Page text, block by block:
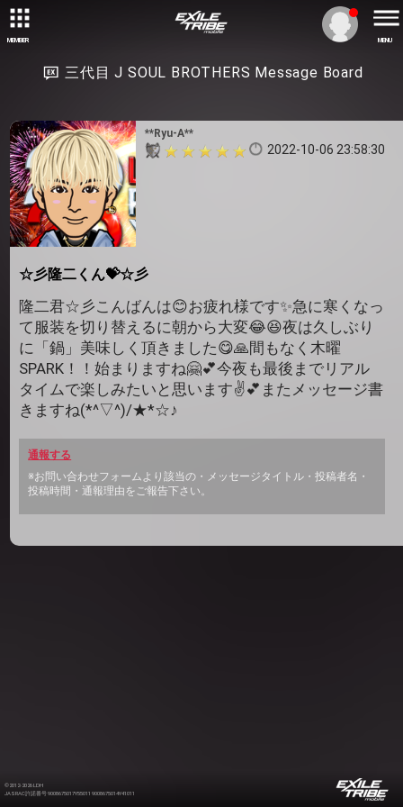
MEMBER MENU
三代目 J SOUL BROTHERS Message Board
**Ryu-A**
2022-10-06 23:58:30
☆彡隆二くん💝☆彡
隆二君☆彡こんばんは😊お疲れ様です✨急に寒くなっ
て服装を切り替えるに朝から大変😂😆夜は久しぶり
に「鍋」美味しく頂きました😋🙏間もなく木曜
SPARK！！始まりますね🤗💕今夜も最後までリアル
タイムで楽しみたいと思います✌️💕またメッセージ書
きますね(*^▽^)/★*☆♪
通報する
※お問い合わせフォームより該当の・メッセージタイトル・投稿者名・
投稿時間・通報理由をご報告下さい。
©2012-2026 LDH
JASRAC許諾番号 9008675017Y55011 9008675014Y41011